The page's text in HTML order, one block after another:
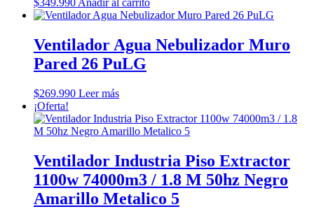
$349.990Añadir al carrito
Ventilador Agua Nebulizador Muro
Pared 26 PuLG
$269.990 Leer más
¡Oferta!
Ventilador Industria Piso Extractor
1100w 74000m3 / 1.8 M 50hz Negro
Amarillo Metalico 5